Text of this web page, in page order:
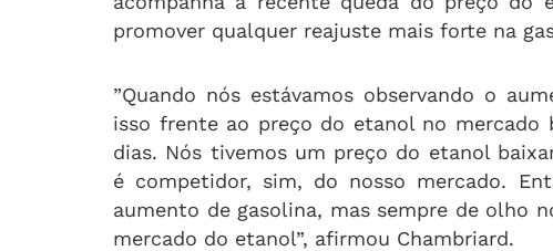
promover qualquer reajuste mais forte na
”Quando nós estávamos observando o
isso frente ao preço do etanol no mercado
dias. Nós tivemos um preço do etanol
é competidor, sim, do nosso mercado.
aumento de gasolina, mas sempre de olho
mercado do etanol”, afirmou Chambriard.